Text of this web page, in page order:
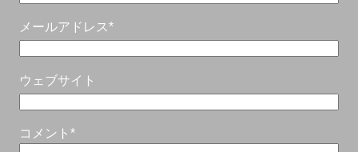
メールアドレス*
ウェブサイト
コメント *